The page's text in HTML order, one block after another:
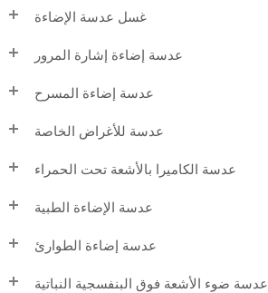
غسل عدسة الإضاءة
عدسة إضاءة إشارة المرور
عدسة إضاءة المسرح
عدسة للأغراض الخاصة
عدسة الكاميرا بالأشعة تحت الحمراء
عدسة الإضاءة الطبية
عدسة إضاءة الطوارئ
عدسة ضوء الأشعة فوق البنفسجية النباتية